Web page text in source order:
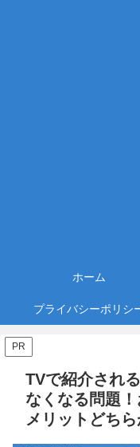
ホーム
プライバシーポリシ
PR
TVで紹介され
なくなる問題
メリットどち